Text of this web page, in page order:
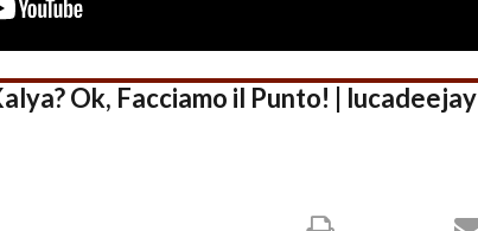
Ok, Facciamo il Punto! | lucadeejay